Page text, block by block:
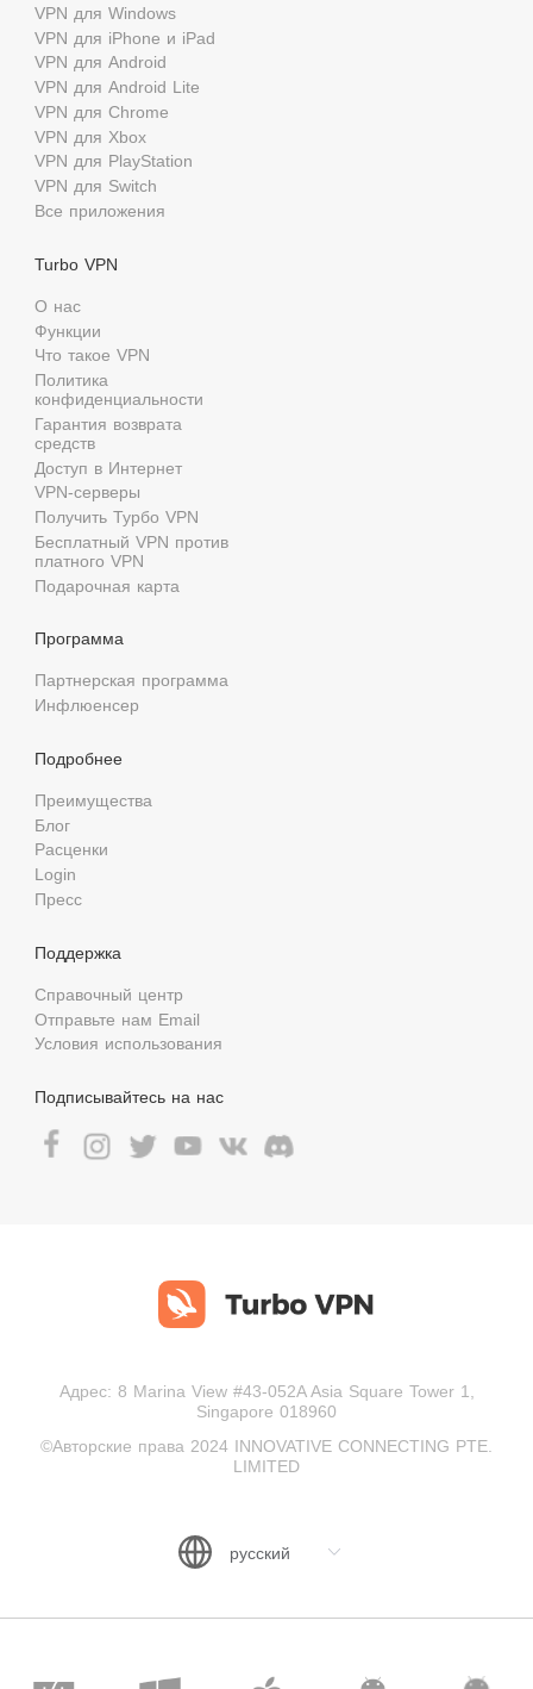
VPN для Windows
VPN для iPhone и iPad
VPN для Android
VPN для Android Lite
VPN для Chrome
VPN для Xbox
VPN для PlayStation
VPN для Switch
Все приложения
Turbo VPN
О нас
Функции
Что такое VPN
Политика
конфиденциальности
Гарантия возврата
средств
Доступ в Интернет
VPN-серверы
Получить Турбо VPN
Бесплатный VPN против
платного VPN
Подарочная карта
Программа
Партнерская программа
Инфлюенсер
Подробнее
Преимущества
Блог
Расценки
Login
Пресс
Поддержка
Справочный центр
Отправьте нам Email
Условия использования
Подписывайтесь на нас
Адрес: 8 Marina View #43-052A Asia Square Tower 1,
Singapore 018960
©Авторские права 2024 INNOVATIVE CONNECTING PTE.
LIMITED